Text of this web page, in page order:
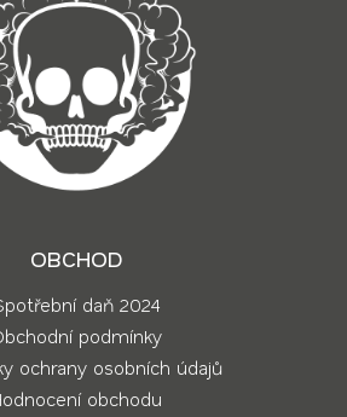
OBCHOD
daň 2024
podmínky
ochrany osobních údajů
obchodu